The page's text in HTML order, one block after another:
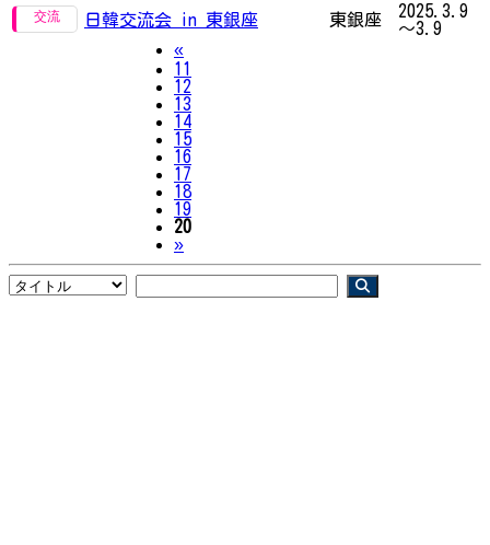
日韓交流会 in 東銀座 東銀座
2025.3.9
～3.9
«Previous
11
12
13
14
15
16
17
18
19
20
»Next